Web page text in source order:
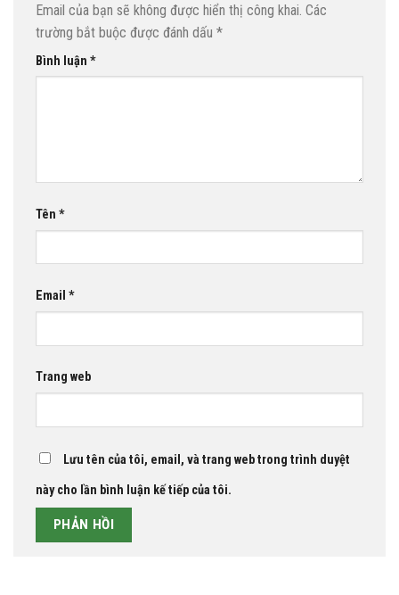
Email của bạn sẽ không được hiển thị công khai. Các
trường bắt buộc được đánh dấu *
Bình luận *
Tên *
Email *
Trang web
Lưu tên của tôi, email, và trang web trong trình duyệt
này cho lần bình luận kế tiếp của tôi.